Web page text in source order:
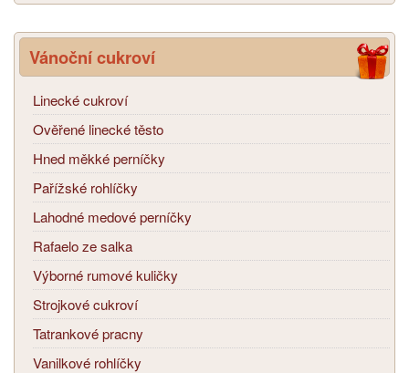
Vánoční cukroví
Linecké cukroví
Ověřené linecké těsto
Hned měkké perníčky
Pařížské rohlíčky
Lahodné medové perníčky
Rafaelo ze salka
Výborné rumové kuličky
Strojkové cukroví
Tatrankové pracny
Vanilkové rohlíčky